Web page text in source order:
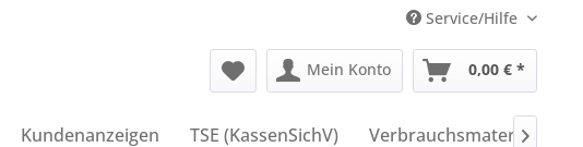
Service/Hilfe
Mein Konto 0,00 € *
Kundenanzeigen TSE (KassenSichV) Verbrauchsmaterial
